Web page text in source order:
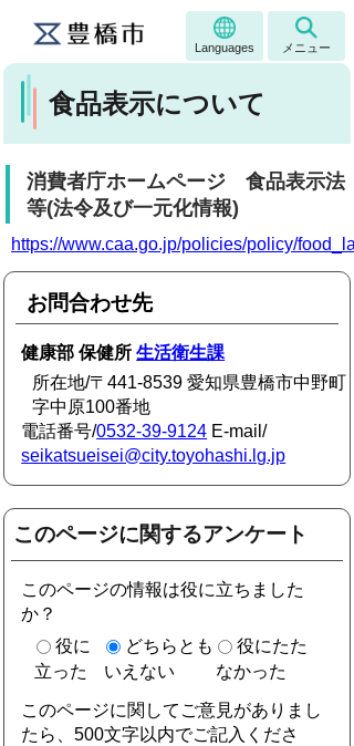
Languages メニュー
食品表示について
消費者庁ホームページ 食品表示法
等(法令及び一元化情報)
https://www.caa.go.jp/policies/policy/
お問合わせ先
健康部 保健所生活衛生課
所在地/〒441-8539 愛知県豊橋市中野町
字中原100番地
電話番号/0532-39-9124 E-mail/
seikatsueisei@city.toyohashi.lg.jp
このページに関するアンケート
このページの情報は役に立ちました
か？
役に
立った
どちらとも
いえない
役にたた
なかった
このページに関してご意見がありまし
たら、500文字以内でご記入くださ